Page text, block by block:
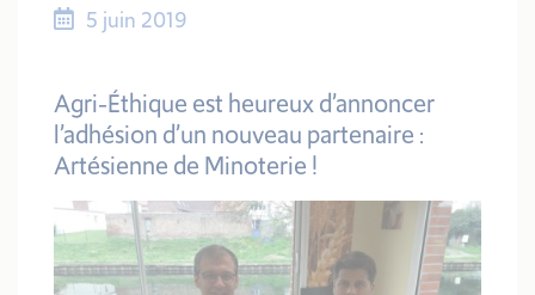
5 juin 2019
Agri-Éthique est heureux d’annoncer
l’adhésion d’un nouveau partenaire :
Artésienne de Minoterie !